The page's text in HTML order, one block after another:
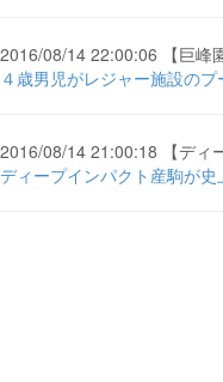
2016/08/14 22:00:06 【巨峰
４歳男児がレジャー施設の
2016/08/14 21:00:18 【ディ
ディープインパクト産駒が